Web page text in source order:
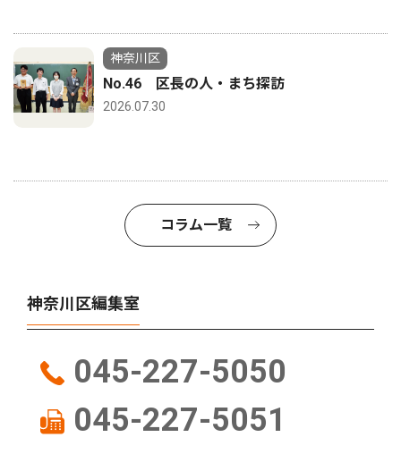
神奈川区
No.46 区長の人・まち探訪
2026.07.30
コラム一覧
神奈川区編集室
045-227-5050
045-227-5051